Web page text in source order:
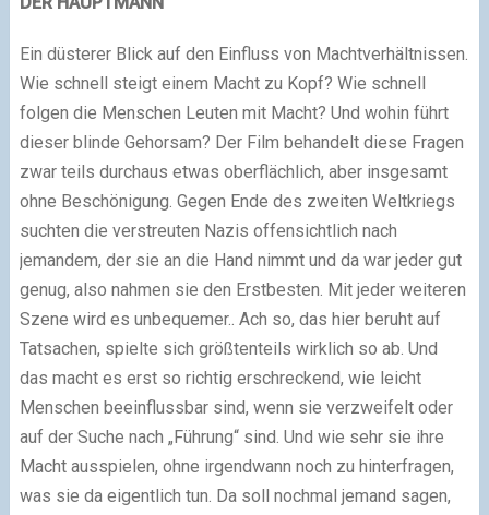
Ein düsterer Blick auf den Einfluss von Machtverhältnissen.
Wie schnell steigt einem Macht zu Kopf? Wie schnell
folgen die Menschen Leuten mit Macht? Und wohin führt
dieser blinde Gehorsam? Der Film behandelt diese Fragen
zwar teils durchaus etwas oberflächlich, aber insgesamt
ohne Beschönigung. Gegen Ende des zweiten Weltkriegs
suchten die verstreuten Nazis offensichtlich nach
jemandem, der sie an die Hand nimmt und da war jeder gut
genug, also nahmen sie den Erstbesten. Mit jeder weiteren
Szene wird es unbequemer.. Ach so, das hier beruht auf
Tatsachen, spielte sich größtenteils wirklich so ab. Und
das macht es erst so richtig erschreckend, wie leicht
Menschen beeinflussbar sind, wenn sie verzweifelt oder
auf der Suche nach „Führung“ sind. Und wie sehr sie ihre
Macht ausspielen, ohne irgendwann noch zu hinterfragen,
was sie da eigentlich tun. Da soll nochmal jemand sagen,